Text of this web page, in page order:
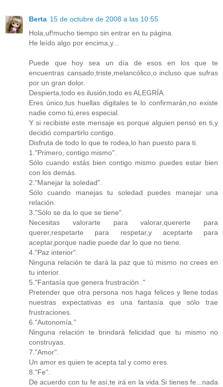
Berta 15 de octubre de 2008 a las 10:55
Hola,uf!mucho tiempo sin entrar en tu página.
He leído algo por encima,y...
Puede que hoy sea un día de esos en los que te
encuentras cansado,triste,melancólico,o incluso que sufras
por un gran dolor.
Despierta,todo es ilusión,todo es ALEGRÍA.
Eres único,tus huellas digitales te lo confirmarán,no existe
nadie como tú,eres especial.
Y si recibiste este mensaje es porque alguien pensó en ti,y
decidió compartirlo contigo.
Disfruta de todo lo que te rodea,lo han puesto para ti.
1."Primero, contigo mismo".
Sólo cuando estás bien contigo mismo puedes estar bien
con los demás.
2."Manejar la soledad".
Sólo cuando manejas tu soledad puedes manejar una
relación.
3."Sólo se da lo que se tiene".
Necesitas valorarte para valorar,quererte para
querer,respetarte para respetar,y aceptarte para
aceptar,porque nadie puede dar lo que no tiene.
4."Paz interior".
Ninguna relación te dará la paz que tú mismo no crees en
tu interior.
5."Fantasía que genera frustración ."
Pretender que otra persona nos haga felices y llene todas
nuestras expectativas es una fantasía que sólo trae
frustraciones.
6."Autonomía."
Ninguna relación te brindará felicidad que tu mismo no
construyas.
7."Amor".
Un amor es quien te acepta tal y como eres.
8."Fe".
De acuerdo con tu fe así,te irá en la vida.Si tienes fe...nada